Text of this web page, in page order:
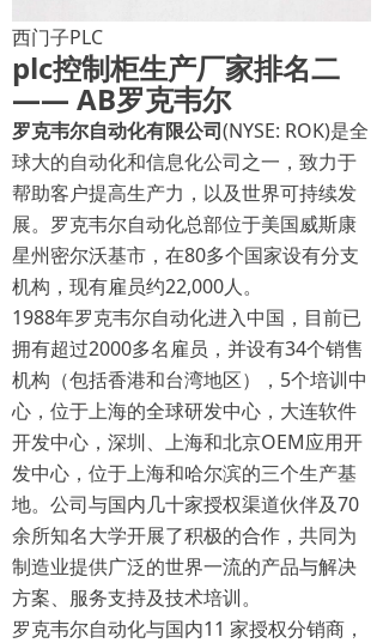
西门子PLC
plc控制柜生产厂家排名二
—— AB罗克韦尔
罗克韦尔自动化有限公司(NYSE: ROK)是全
球大的自动化和信息化公司之一，致力于
帮助客户提高生产力，以及世界可持续发
展。罗克韦尔自动化总部位于美国威斯康
星州密尔沃基市，在80多个国家设有分支
机构，现有雇员约22,000人。
1988年罗克韦尔自动化进入中国，目前已
拥有超过2000多名雇员，并设有34个销售
机构（包括香港和台湾地区），5个培训中
心，位于上海的全球研发中心，大连软件
开发中心，深圳、上海和北京OEM应用开
发中心，位于上海和哈尔滨的三个生产基
地。公司与国内几十家授权渠道伙伴及70
余所知名大学开展了积极的合作，共同为
制造业提供广泛的世界一流的产品与解决
方案、服务支持及技术培训。
罗克韦尔自动化与国内11 家授权分销商，